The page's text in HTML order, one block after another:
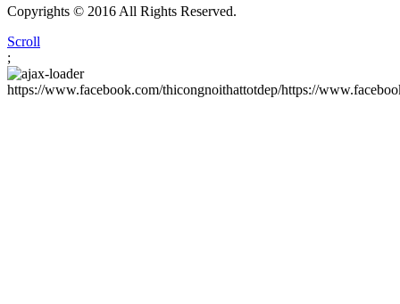
Copyrights © 2016 All Rights Reserved.
Scroll
;
https://www.facebook.com/thicongnoithattotdep/https://